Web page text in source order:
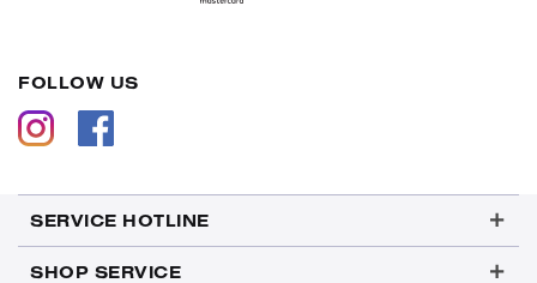
FOLLOW US
SERVICE HOTLINE
SHOP SERVICE